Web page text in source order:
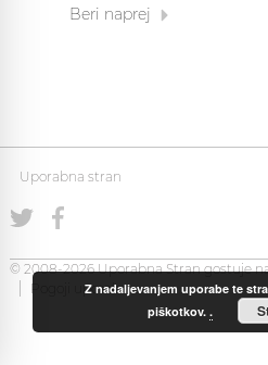
Beri naprej
Uporabna stran
© 2008-2026 Uporabna Stran gostuje
Pogoji uporabeZ nadaljevanjem uporabe te
piškotkov..